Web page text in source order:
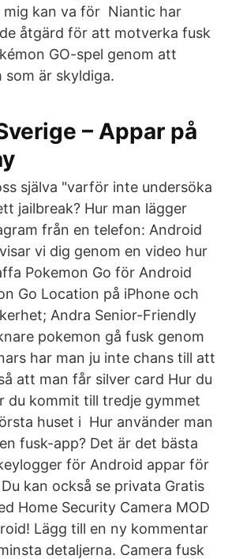
mig kan va för Niantic har
åtgärd för att motverka fusk
GO-spel genom att
som är skyldiga.
– Appar på
själva "varför inte undersöka
jailbreak? Hur man lägger
från en telefon: Android
vi dig genom en video hur
Pokemon Go för Android
Go Location på iPhone och
Andra Senior-Friendly
pokemon gå fusk genom
har man ju inte chans till att
att man får silver card Hur du
du kommit till tredje gymmet
huset i Hur använder man
fusk-app? Det är det bästa
för Android appar för
kan också se privata Gratis
Home Security Camera MOD
Lägg till en ny kommentar
detaljerna. Camera fusk